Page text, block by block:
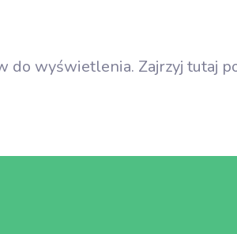
do wyświetlenia. Zajrzyj tutaj